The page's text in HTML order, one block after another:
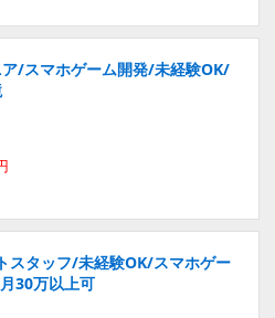
/スマホゲーム開発/未経験OK/
スタッフ/未経験OK/スマホゲー
30万以上可